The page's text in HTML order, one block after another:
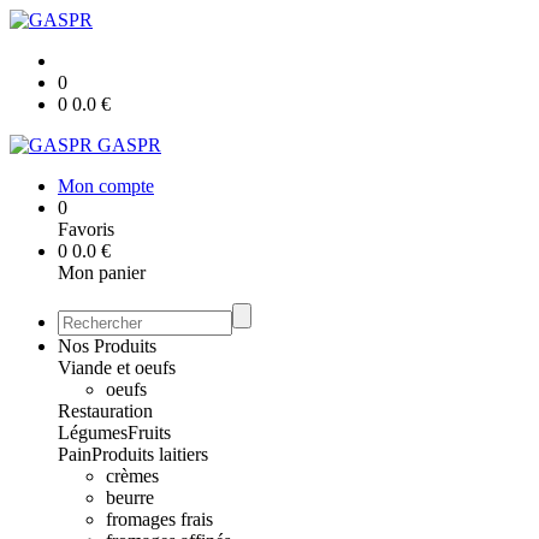
0
0 0.0 €
GASPR
Mon compte
0
Favoris
0 0.0 €
Mon panier
Nos Produits
Viande et oeufs
oeufs
Restauration
LégumesFruits
PainProduits laitiers
crèmes
beurre
fromages frais